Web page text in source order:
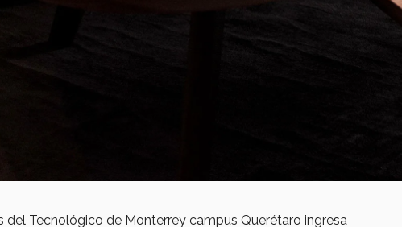
del Tecnológico de Monterrey campus Querétaro ingresa